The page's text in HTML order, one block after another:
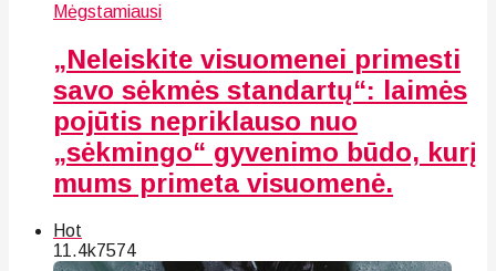
Mėgstamiausi
„Neleiskite visuomenei primesti
savo sėkmės standartų“: laimės
pojūtis nepriklauso nuo
„sėkmingo“ gyvenimo būdo, kurį
mums primeta visuomenė.
Hot
11.4k7574